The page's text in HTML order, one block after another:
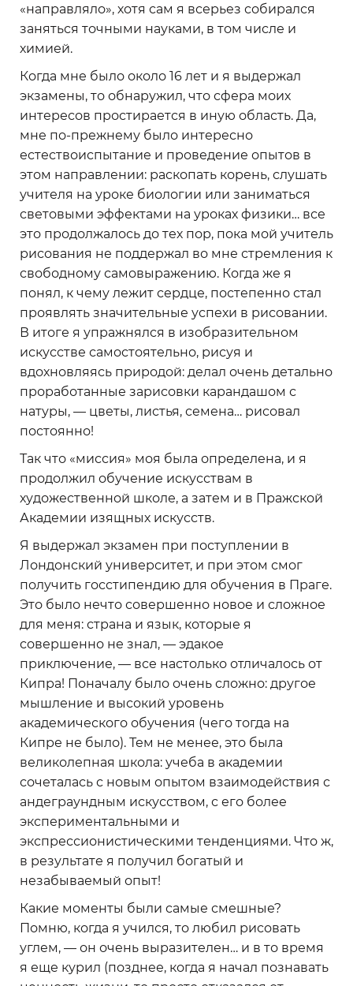
«направляло», хотя сам я всерьез собирался
заняться точными науками, в том числе и
химией.
Когда мне было около 16 лет и я выдержал
экзамены, то обнаружил, что сфера моих
интересов простирается в иную область. Да,
мне по-прежнему было интересно
естествоиспытание и проведение опытов в
этом направлении: раскопать корень, слушать
учителя на уроке биологии или заниматься
световыми эффектами на уроках физики… все
это продолжалось до тех пор, пока мой учитель
рисования не поддержал во мне стремления к
свободному самовыражению. Когда же я
понял, к чему лежит сердце, постепенно стал
проявлять значительные успехи в рисовании.
В итоге я упражнялся в изобразительном
искусстве самостоятельно, рисуя и
вдохновляясь природой: делал очень детально
проработанные зарисовки карандашом с
натуры, — цветы, листья, семена… рисовал
постоянно!
Так что «миссия» моя была определена, и я
продолжил обучение искусствам в
художественной школе, а затем и в Пражской
Академии изящных искусств.
Я выдержал экзамен при поступлении в
Лондонский университет, и при этом смог
получить госстипендию для обучения в Праге.
Это было нечто совершенно новое и сложное
для меня: страна и язык, которые я
совершенно не знал, — эдакое
приключение, — все настолько отличалось от
Кипра! Поначалу было очень сложно: другое
мышление и высокий уровень
академического обучения (чего тогда на
Кипре не было). Тем не менее, это была
великолепная школа: учеба в академии
сочеталась с новым опытом взаимодействия с
андеграундным искусством, с его более
экспериментальными и
экспрессионистическими тенденциями. Что ж,
в результате я получил богатый и
незабываемый опыт!
Какие моменты были самые смешные?
Помню, когда я учился, то любил рисовать
углем, — он очень выразителен… и в то время
я еще курил (позднее, когда я начал познавать